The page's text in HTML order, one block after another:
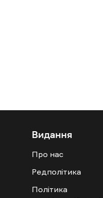
Видання
Про нас
Редполітика
Політика